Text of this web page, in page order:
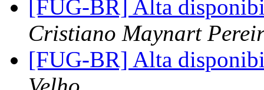
[FUG-BR] Alta
Cristiano Maynart
[FUG-BR] Alta